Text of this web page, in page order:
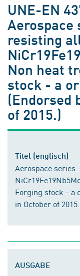
UNE-EN
Aerospace
resisting
Non heat
stock - a
(Endorsed
of 2015.)
Titel (englisch)
Aerospace series
Forging stock - a
in October of
AUSGABE